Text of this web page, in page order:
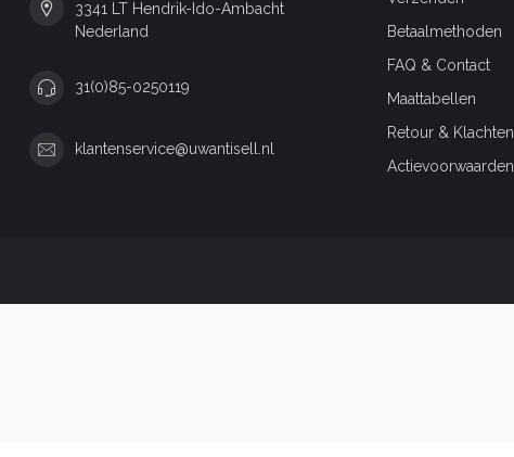
3341 LT Hendrik-Ido-Ambacht
Nederland
31(0)85-0250119
klantenservice@uwantisell.nl
Betaalmethoden
FAQ & Contact
Maattabellen
Retour & Klachten
Actievoorwaarden